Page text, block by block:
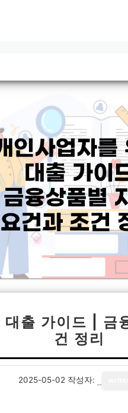
대출 가이드 | 금
건 정리
2025-05-02 작성자: